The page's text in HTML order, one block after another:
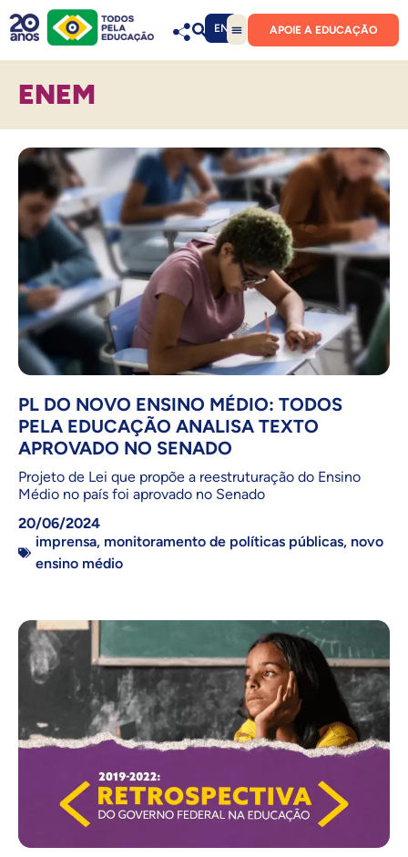
EN APOIE A EDUCAÇÃO
ENEM
PL DO NOVO ENSINO MÉDIO: TODOS
PELA EDUCAÇÃO ANALISA TEXTO
APROVADO NO SENADO
Projeto de Lei que propõe a reestruturação do Ensino
Médio no país foi aprovado no Senado
20/06/2024
imprensa, monitoramento de políticas públicas, novo
ensino médio